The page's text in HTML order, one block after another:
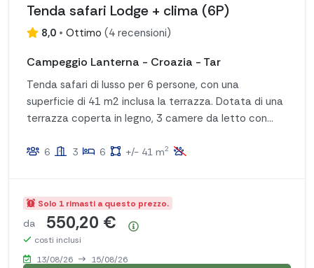
Tenda safari Lodge + clima (6P)
8,0 • Ottimo (4 recensioni)
Campeggio Lanterna - Croazia - Tar
Tenda safari di lusso per 6 persone, con una
superficie di 41 m2 inclusa la terrazza. Dotata di una
terrazza coperta in legno, 3 camere da letto con
completamente attrezzata.
6 3 6 +/- 41 m2
Solo 1 rimasti a questo prezzo.
da 550,20 €
costi inclusi
13/08/26
15/08/26